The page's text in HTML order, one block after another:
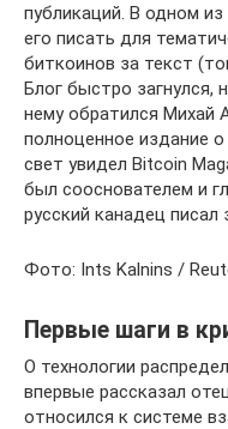
публикаций. В одном
его писать для
биткоинов за текст
Блог быстро загнулся,
нему обратился Михай
полноценное издание
свет увидел Bitcoin
был сооснователем и
русский канадец писал
Фото: Ints Kalnins /
Первые шаги в
О технологии
впервые рассказал
относился к системе